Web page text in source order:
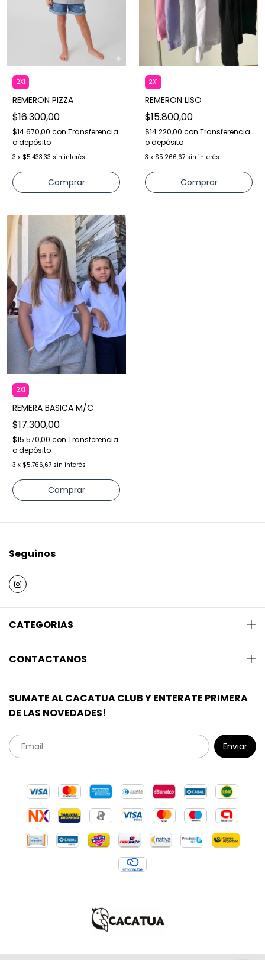
2X1
REMERON PIZZA
$16.300,00
$14.670,00 con Transferencia
o depósito
3 x $5.433,33 sin interés
Comprar
2X1
REMERON LISO
$15.800,00
$14.220,00 con Transferencia
o depósito
3 x $5.266,67 sin interés
Comprar
2X1
REMERA BASICA M/C
$17.300,00
$15.570,00 con Transferencia
o depósito
3 x $5.766,67 sin interés
Comprar
Seguinos
CATEGORIAS
CONTACTANOS
SUMATE AL CACATUA CLUB Y ENTERATE PRIMERA
DE LAS NOVEDADES!